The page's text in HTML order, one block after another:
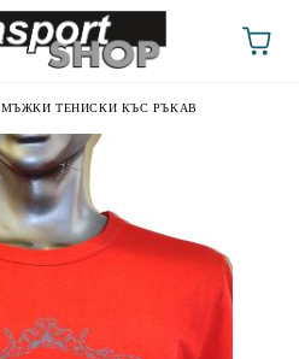
МЪЖКИ ТЕНИСКИ КЪС РЪКАВ